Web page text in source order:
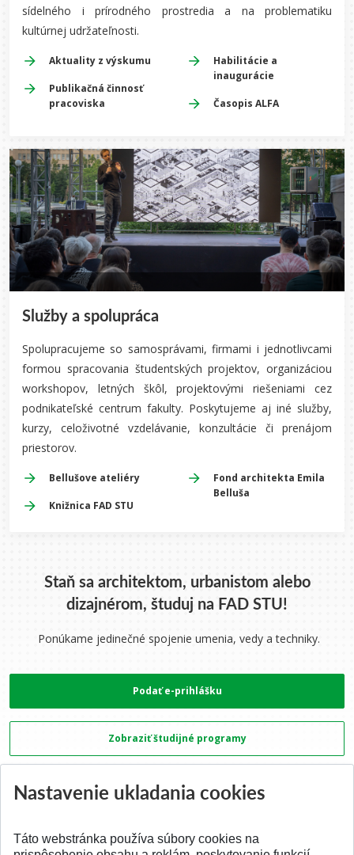
sídelného i prírodného prostredia a na problematiku
kultúrnej udržateľnosti.
Aktuality z výskumu
Publikačná činnosť
pracoviska
Habilitácie a
inaugurácie
Časopis ALFA
Služby a spolupráca
Spolupracujeme so samosprávami, firmami i jednotlivcami
formou spracovania študentských projektov, organizáciou
workshopov, letných škôl, projektovými riešeniami cez
podnikateľské centrum fakulty. Poskytujeme aj iné služby,
kurzy, celoživotné vzdelávanie, konzultácie či prenájom
priestorov.
Bellušove ateliéry
Knižnica FAD STU
Fond architekta Emila
Belluša
Staň sa architektom, urbanistom alebo
dizajnérom, študuj na FAD STU!
Ponúkame jedinečné spojenie umenia, vedy a techniky.
Podať e-prihlášku
Zobraziť študijné programy
Nastavenie ukladania cookies
Táto webstránka používa súbory cookies na